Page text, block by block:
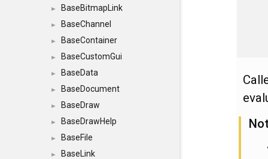
► BaseBitmapLink
► BaseChannel
► BaseContainer
► BaseCustomGui
► BaseData
► BaseDocument
► BaseDraw
► BaseDrawHelp
► BaseFile
► BaseLink